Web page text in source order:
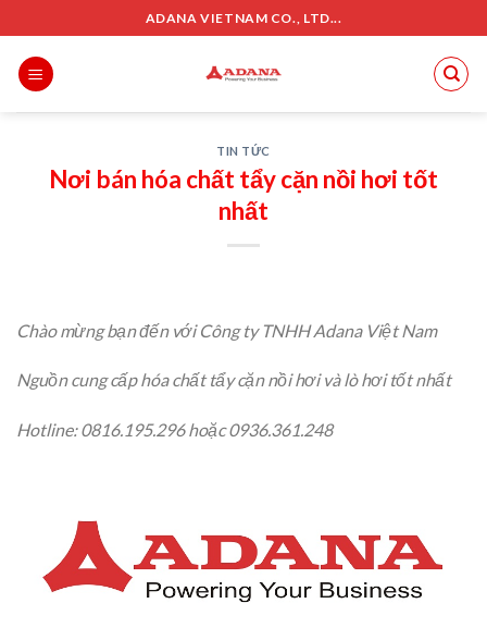
to
content
ADANA VIETNAM CO., LTD...
TIN TỨC
Nơi bán hóa chất tẩy cặn nồi hơi tốt
nhất
Chào mừng bạn đến với Công ty TNHH Adana Việt Nam
Nguồn cung cấp hóa chất tẩy cặn nồi hơi và lò hơi tốt nhất
Hotline: 0816.195.296 hoặc 0936.361.248